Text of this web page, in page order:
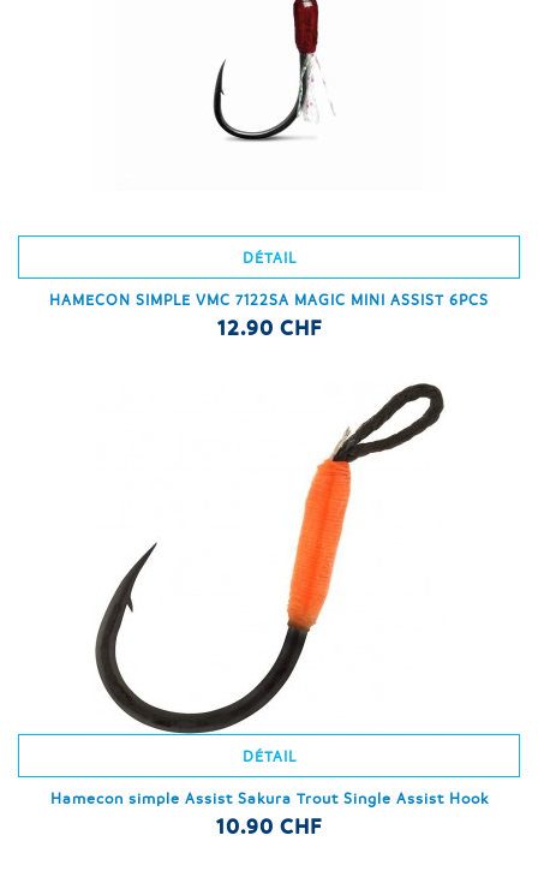
DÉTAIL
HAMECON SIMPLE VMC 7122SA MAGIC MINI ASSIST 6PCS
12.90 CHF
DÉTAIL
Hamecon simple Assist Sakura Trout Single Assist Hook
10.90 CHF